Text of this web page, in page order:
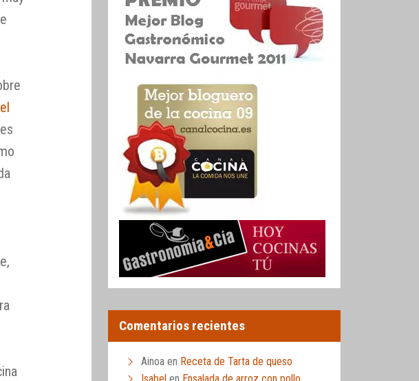
Comentarios recientes
Ainoa en Receta de Tarta de queso